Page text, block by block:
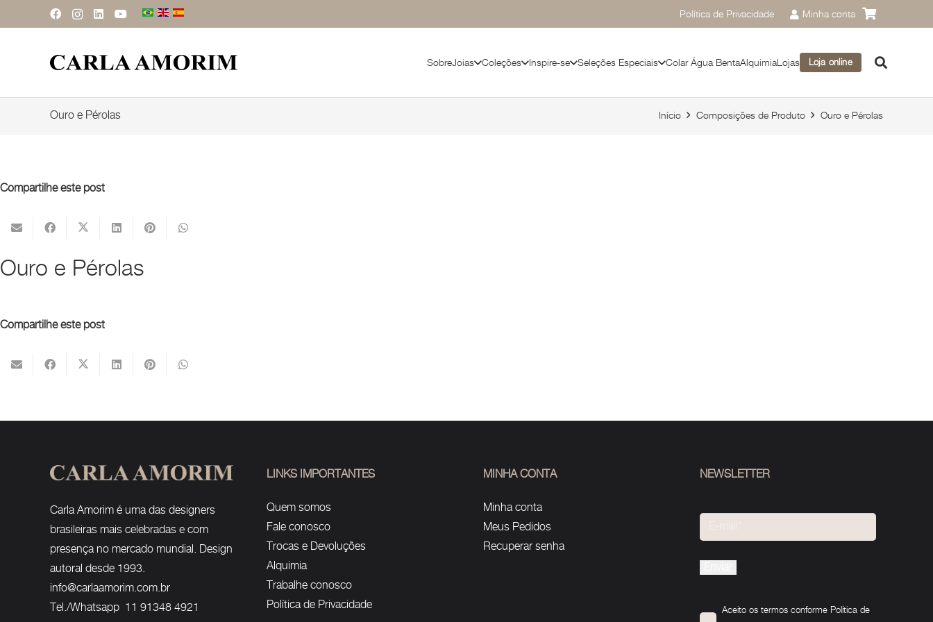
Política de Privacidade Minha conta
SobreJoias Coleções Inspire-se Seleções Especiais Colar Água BentaAlquimiaLojas Loja online
Ouro e Pérolas Início Composições de Produto Ouro e Pérolas
Compartilhe este post
Ouro e Pérolas
Compartilhe este post
Carla Amorim é uma das designers
brasileiras mais celebradas e com
presença no mercado mundial. Design
autoral desde 1993.
info@carlaamorim.com.br
Tel./Whatsapp 11 91348 4921
LINKS IMPORTANTES
Quem somos
Fale conosco
Trocas e Devoluções
Alquimia
Trabalhe conosco
Política de Privacidade
MINHA CONTA
Minha conta
Meus Pedidos
Recuperar senha
NEWSLETTER
Aceito os termos conforme Política de